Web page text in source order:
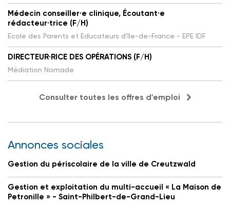
Médecin conseiller·e clinique, Écoutant·e
rédacteur·trice (F/H)
Ecole des Parents et Educateurs d'Ile-de-France - EPE IDF
DIRECTEUR·RICE DES OPÉRATIONS (F/H)
Médiation Nomade
Consulter toutes les offres d'emploi
Annonces sociales
Gestion du périscolaire de la ville de Creutzwald
Gestion et exploitation du multi-accueil « La Maison de
Petronille » - Saint-Philbert-de-Grand-Lieu